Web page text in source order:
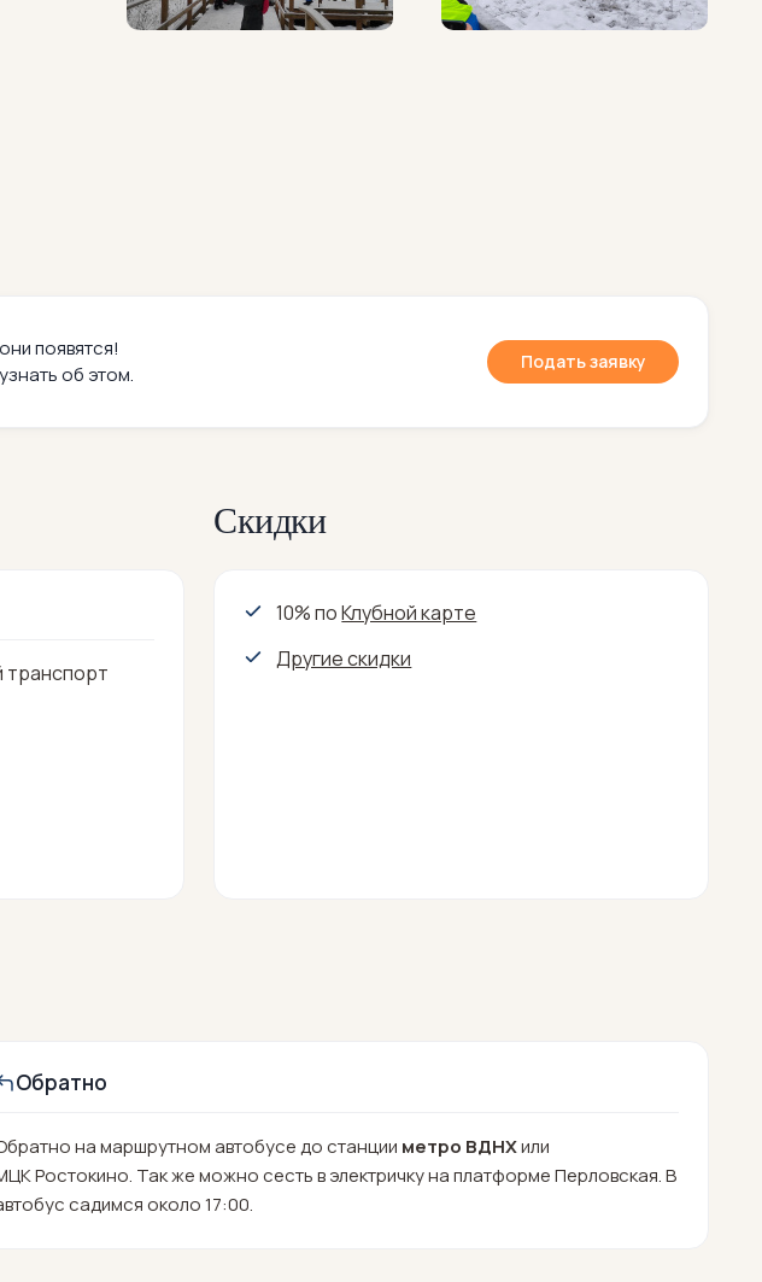
появятся!
об этом.
Подать заявку
Скидки
10% поКлубной карте
Другие скидки
Обратно
на маршрутном автобусе до станции метро ВДНХили
Ростокино. Так же можно сесть в электричку на платформе Перловская. В
садимся около 17:00.